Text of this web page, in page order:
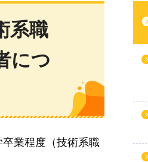
系職
につ
業程度（技術系職